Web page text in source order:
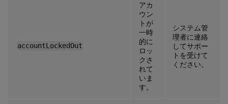
accountLockedOut
アカ
ウン
トが
一時
的に
ロッ
クさ
れて
いま
す。
システム管
理者に連絡
してサポー
トを受けて
ください。